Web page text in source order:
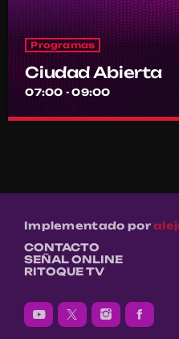
Programas
Ciudad Abierta
07:00 - 09:00
El punto de encuentro diario de
Implementado por
CONTACTO
SEÑAL ONLINE
RITOQUE TV